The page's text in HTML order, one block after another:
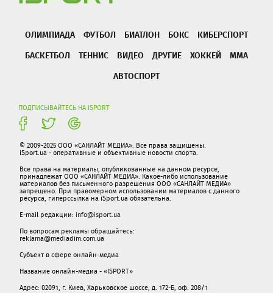
ОЛИМПИАДА ФУТБОЛ БИАТЛОН БОКС
КИБЕРСПОРТ
БАСКЕТБОЛ
ТЕННИС ВИДЕО ДРУГИЕ ХОККЕЙ
ММА
АВТОСПОРТ
ПОДПИСЫВАЙТЕСЬ НА ISPORT
© 2009-2025 ООО «САНЛАЙТ МЕДИА». Все права защищены.
iSport.ua - оперативные и объективные новости спорта.
Все права на материалы, опубликованные на данном ресурсе,
принадлежат ООО «САНЛАЙТ МЕДИА». Какое-либо использование
материалов без письменного разрешения ООО «САНЛАЙТ МЕДИА»
запрещено. При правомерном использовании материалов с данного
ресурса, гиперссылка на iSport.ua обязательна.
E-mail редакции: info@isport.ua
По вопросам рекламы обращайтесь:
reklama@mediadim.com.ua
Субъект в сфере онлайн-медиа
Название онлайн-медиа - «ISPORT»
Адрес: 02091, г. Киев, Харьковское шоссе, д. 172-Б, оф. 208/1